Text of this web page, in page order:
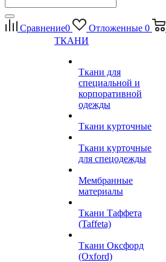
Сравнение0 Отложенные 0
ТКАНИ
Ткани для
специальной и
корпоративной
одежды
Ткани курточные
Ткани курточные
для спецодежды
Мембранные
материалы
Ткани Таффета
(Taffeta)
Ткани Оксфорд
(Oxford)